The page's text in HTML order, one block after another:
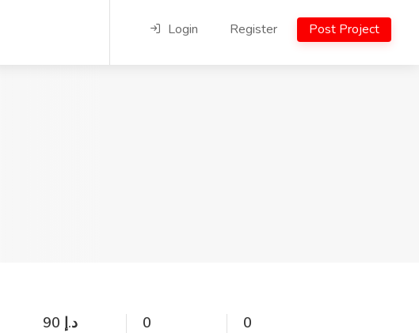
Login Register Post Project
90 د.إ 0 0